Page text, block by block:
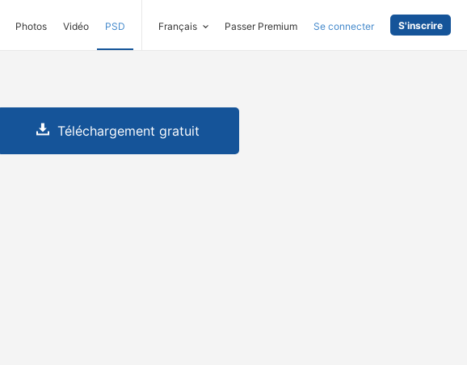
Photos Vidéo PSD Français Passer Premium Se connecter S'inscrire
Téléchargement gratuit